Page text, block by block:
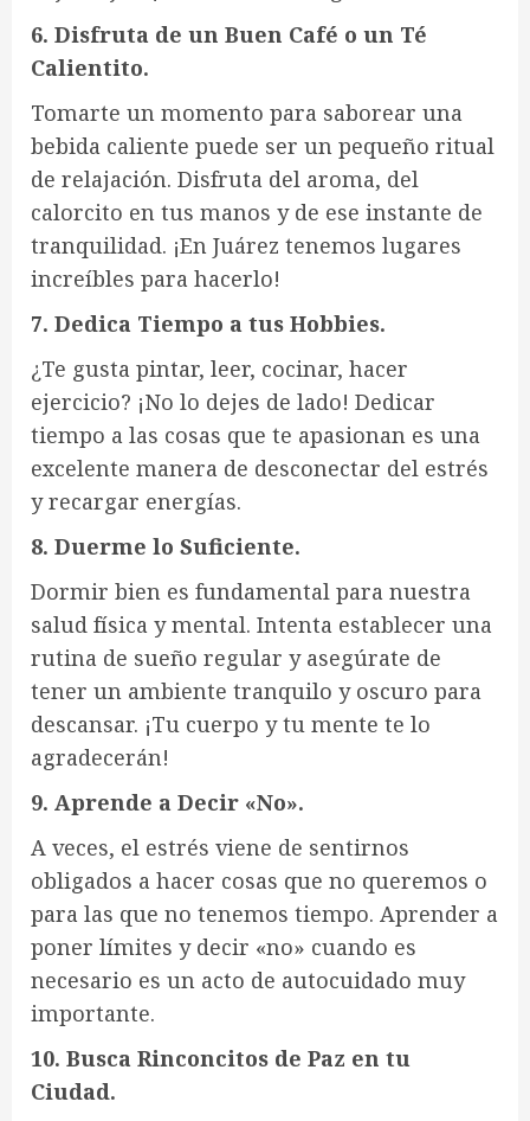
6. Disfruta de un Buen Café o un Té
Calientito.
Tomarte un momento para saborear una
bebida caliente puede ser un pequeño ritual
de relajación. Disfruta del aroma, del
calorcito en tus manos y de ese instante de
tranquilidad. ¡En Juárez tenemos lugares
increíbles para hacerlo!
7. Dedica Tiempo a tus Hobbies.
¿Te gusta pintar, leer, cocinar, hacer
ejercicio? ¡No lo dejes de lado! Dedicar
tiempo a las cosas que te apasionan es una
excelente manera de desconectar del estrés
y recargar energías.
8. Duerme lo Suficiente.
Dormir bien es fundamental para nuestra
salud física y mental. Intenta establecer una
rutina de sueño regular y asegúrate de
tener un ambiente tranquilo y oscuro para
descansar. ¡Tu cuerpo y tu mente te lo
agradecerán!
9. Aprende a Decir «No».
A veces, el estrés viene de sentirnos
obligados a hacer cosas que no queremos o
para las que no tenemos tiempo. Aprender a
poner límites y decir «no» cuando es
necesario es un acto de autocuidado muy
importante.
10. Busca Rinconcitos de Paz en tu
Ciudad.